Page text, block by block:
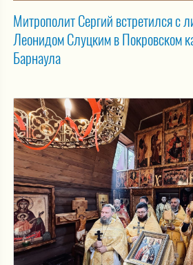
Митрополит Сергий встретился
Леонидом Слуцким в Покровском
Барнаула